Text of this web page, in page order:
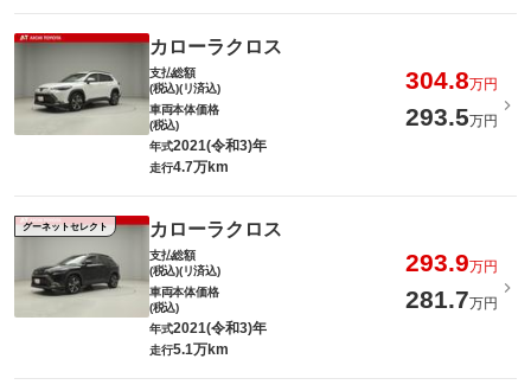
カローラクロス
支払総額
(税込)(リ済込)
304.8万円
車両本体価格
(税込)
293.5万円
年式2021(令和3)年
走行4.7万km
グーネットセレクト カローラクロス
支払総額
(税込)(リ済込)
293.9万円
車両本体価格
(税込)
281.7万円
年式2021(令和3)年
走行5.1万km